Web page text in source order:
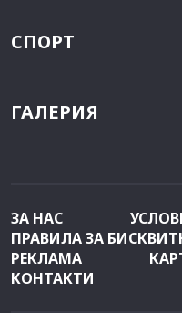
СПОРТ
ГАЛЕРИЯ
ЗА НАС
ПРАВИЛА ЗА
РЕКЛАМА
КОНТАКТИ